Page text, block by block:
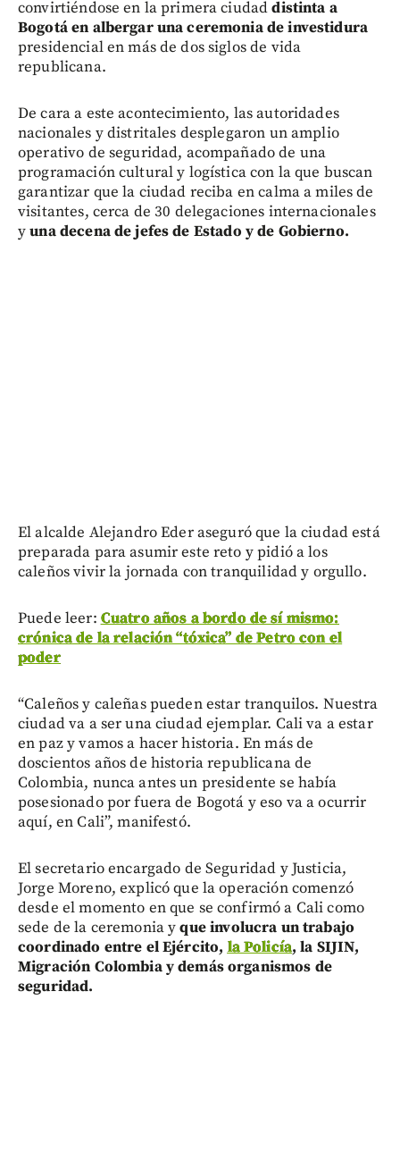
convirtiéndose en la primera ciudaddistinta a
Bogotá en albergar una ceremonia de investidura
presidencial en más de dos siglos de vida
republicana.
De cara a este acontecimiento, las autoridades
nacionales y distritales desplegaron un amplio
operativo de seguridad, acompañado de una
programación cultural y logística con la que buscan
garantizar que la ciudad reciba en calma a miles de
visitantes, cerca de 30 delegaciones internacionales
yuna decena de jefes de Estado y de Gobierno.
El alcalde Alejandro Eder aseguró que la ciudad está
preparada para asumir este reto y pidió a los
caleños vivir la jornada con tranquilidad y orgullo.
Puede leer: Cuatro años a bordo de sí mismo:
crónica de la relación “tóxica” de Petro con el
poder
“Caleños y caleñas pueden estar tranquilos. Nuestra
ciudad va a ser una ciudad ejemplar. Cali va a estar
en paz y vamos a hacer historia. En más de
doscientos años de historia republicana de
Colombia, nunca antes un presidente se había
posesionado por fuera de Bogotá y eso va a ocurrir
aquí, en Cali”, manifestó.
El secretario encargado de Seguridad y Justicia,
Jorge Moreno, explicó que la operación comenzó
desde el momento en que se confirmó a Cali como
sede de la ceremonia yque involucra un trabajo
coordinado entre el Ejército, la Policía, la SIJIN,
Migración Colombia y demás organismos de
seguridad.